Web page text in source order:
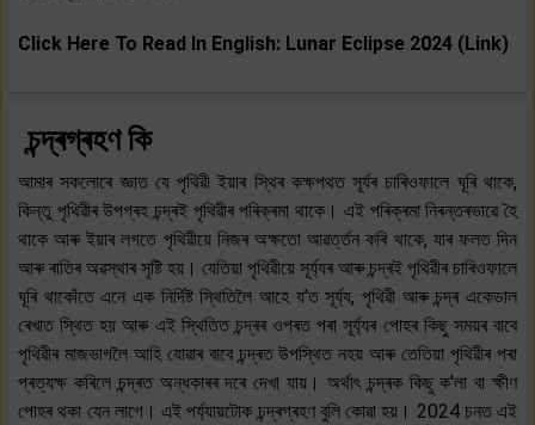
Click Here To Read In English: Lunar Eclipse 2024 (Link)
চন্দ্ৰগ্ৰহণ কি
আমাৰ সকলোৰে জ্ঞাত যে পৃথিৱী ইয়াৰ স্থিৰ কক্ষপথত সূৰ্যৰ চাৰিওফালে ঘূৰি থাকে,
কিন্তু পৃথিৱীৰ উপগ্ৰহ চন্দ্ৰই পৃথিৱীৰ পৰিক্ৰমা থাকে। এই পৰিক্ৰমা নিৰন্তৰভাৱে হৈ
থাকে আৰু ইয়াৰ লগতে পৃথিৱীয়ে নিজৰ অক্ষতো আৱৰ্ত্তন কৰি থাকে, যাৰ ফলত দিন
আৰু ৰাতিৰ অৱস্থাৰ সৃষ্টি হয়। যেতিয়া পৃথিৱীয়ে সূৰ্য্যৰ আৰু চন্দ্ৰই পৃথিৱীৰ চাৰিওফালে
ঘূৰি থাকোঁতে এনে এক নিৰ্দিষ্ট স্থিতিলৈ আহে য’ত সূৰ্য্য, পৃথিৱী আৰু চন্দ্ৰ একেডাল
ৰেখাত স্থিত হয় আৰু এই স্থিতিত চন্দ্ৰৰ ওপৰত পৰা সূৰ্য্যৰ পোহৰ কিছু সময়ৰ বাবে
পৃথিৱীৰ মাজভাগলৈ আহি যোৱাৰ বাবে চন্দ্ৰত উপস্থিত নহয় আৰু তেতিয়া পৃথিৱীৰ পৰা
প্ৰত্যক্ষ কৰিলে চন্দ্ৰত অন্ধকাৰৰ দৰে দেখা যায়। অৰ্থাৎ চন্দ্ৰক কিছু ক'লা বা ক্ষীণ
পোহৰ থকা যেন লাগে। এই পৰ্য্যায়টোক চন্দ্ৰগ্ৰহণ বুলি কোৱা হয়। 2024 চনত এই